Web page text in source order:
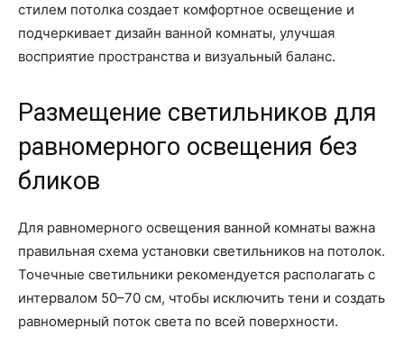
стилем потолка создает комфортное освещение и
подчеркивает дизайн ванной комнаты, улучшая
восприятие пространства и визуальный баланс.
Размещение светильников для
равномерного освещения без
бликов
Для равномерного освещения ванной комнаты важна
правильная схема установки светильников на потолок.
Точечные светильники рекомендуется располагать с
интервалом 50–70 см, чтобы исключить тени и создать
равномерный поток света по всей поверхности.